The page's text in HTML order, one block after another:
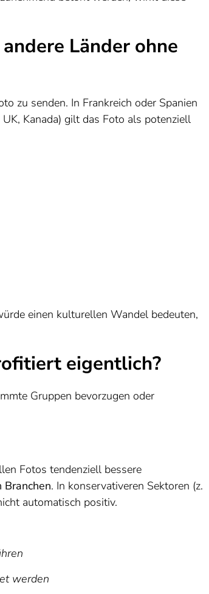
Länder ohne
zu senden. In Frankreich oder Spanien
Kanada) gilt das Foto als potenziell
einen kulturellen Wandel bedeuten,
eigentlich?
Gruppen bevorzugen oder
Fotos tendenziell bessere
. In konservativeren Sektoren (z.
automatisch positiv.
werden